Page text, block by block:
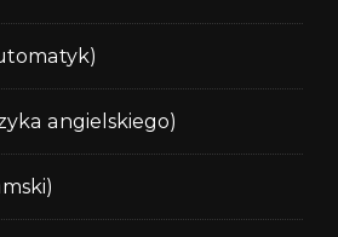
angielskiego)